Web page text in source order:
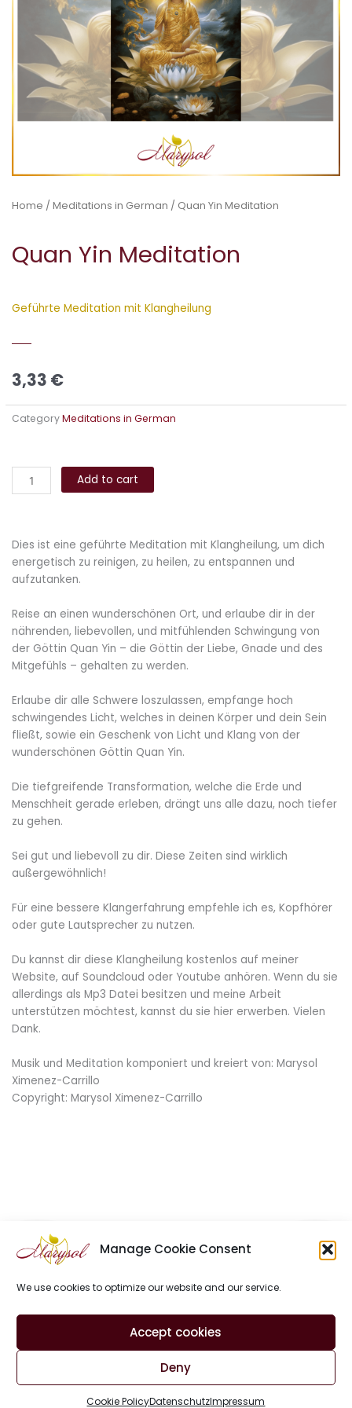
Manage Cookie Consent
We use cookies to optimize our website and our service.
Accept cookies
Deny
Cookie PolicyDatenschutzImpressum
Home / Meditations in German / Quan Yin Meditation
Quan Yin Meditation
Geführte Meditation mit Klangheilung
3,33 €
CategoryMeditations in German
Meditation
Add to cart
Dies ist eine geführte Meditation mit Klangheilung, um dich
energetisch zu reinigen, zu heilen, zu entspannen und
aufzutanken.
Reise an einen wunderschönen Ort, und erlaube dir in der
nährenden, liebevollen, und mitfühlenden Schwingung von
der Göttin Quan Yin – die Göttin der Liebe, Gnade und des
Mitgefühls – gehalten zu werden.
Erlaube dir alle Schwere loszulassen, empfange hoch
schwingendes Licht, welches in deinen Körper und dein Sein
fließt, sowie ein Geschenk von Licht und Klang von der
wunderschönen Göttin Quan Yin.
Die tiefgreifende Transformation, welche die Erde und
Menschheit gerade erleben, drängt uns alle dazu, noch tiefer
zu gehen.
Sei gut und liebevoll zu dir. Diese Zeiten sind wirklich
außergewöhnlich!
Für eine bessere Klangerfahrung empfehle ich es, Kopfhörer
oder gute Lautsprecher zu nutzen.
Du kannst dir diese Klangheilung kostenlos auf meiner
Website, auf Soundcloud oder Youtube anhören. Wenn du sie
allerdings als Mp3 Datei besitzen und meine Arbeit
unterstützen möchtest, kannst du sie hier erwerben. Vielen
Dank.
Musik und Meditation komponiert und kreiert von: Marysol
Ximenez-Carrillo
Copyright: Marysol Ximenez-Carrillo
Site Notice
Cookie Policy (EU)